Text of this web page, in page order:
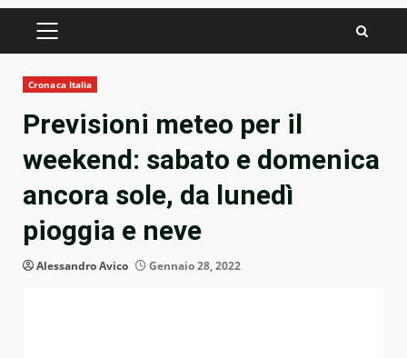
PRIMARY
Cronaca Italia
Previsioni meteo per il
weekend: sabato e domenica
ancora sole, da lunedì
pioggia e neve
Alessandro Avico Gennaio 28, 2022